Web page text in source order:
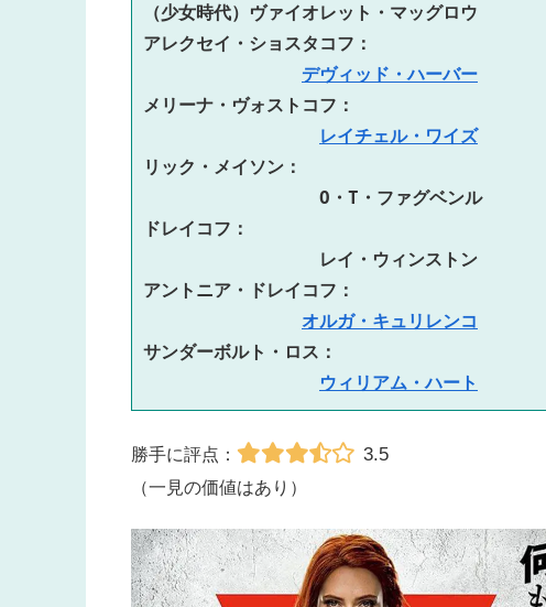
（少女時代）ヴァイオレット・マッグロウ
アレクセイ・ショスタコフ：
デヴィッド・ハーバー
メリーナ・ヴォストコフ：
レイチェル・ワイズ
リック・メイソン：
O・T・ファグベンル
ドレイコフ：
レイ・ウィンストン
アントニア・ドレイコフ：
オルガ・キュリレンコ
サンダーボルト・ロス：
ウィリアム・ハート
勝手に評点： 3.5
（一見の価値はあり）